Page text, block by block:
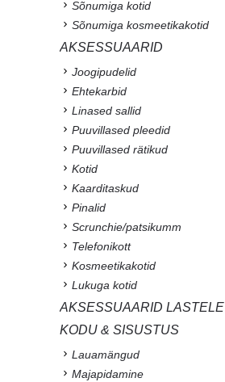
Sõnumiga kotid
Sõnumiga kosmeetikakotid
AKSESSUAARID
Joogipudelid
Ehtekarbid
Linased sallid
Puuvillased pleedid
Puuvillased rätikud
Kotid
Kaarditaskud
Pinalid
Scrunchie/patsikumm
Telefonikott
Kosmeetikakotid
Lukuga kotid
AKSESSUAARID LASTELE
KODU & SISUSTUS
Lauamängud
Majapidamine